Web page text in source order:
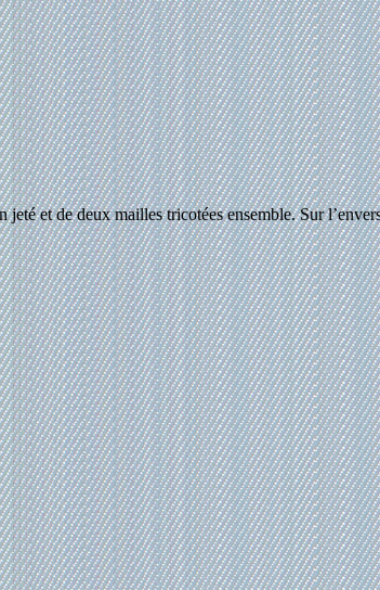
et de deux mailles tricotées ensemble. Sur